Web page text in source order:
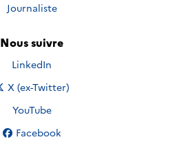
Journaliste
Nous suivre
Nous suivre sur
LinkedIn
Nous suivre sur
X (ex-Twitter)
Nous suivre sur
YouTube
Nous suivre sur
Facebook